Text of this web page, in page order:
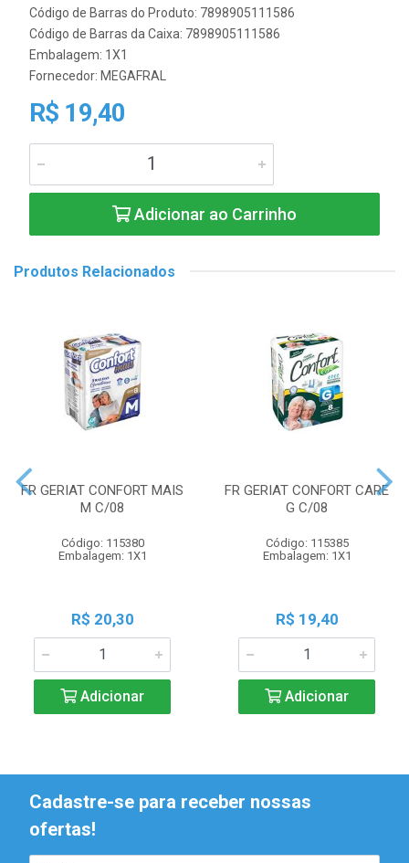
Código de Barras do Produto: 7898905111586
Código de Barras da Caixa: 7898905111586
Embalagem: 1X1
Fornecedor: MEGAFRAL
R$ 19,40
Adicionar ao Carrinho
Produtos Relacionados
FR GERIAT CONFORT MAIS
M C/08
Código: 115380
Embalagem: 1X1
R$ 20,30
Adicionar
FR GERIAT CONFORT CARE
G C/08
Código: 115385
Embalagem: 1X1
R$ 19,40
Adicionar
Cadastre-se para receber nossas
ofertas!